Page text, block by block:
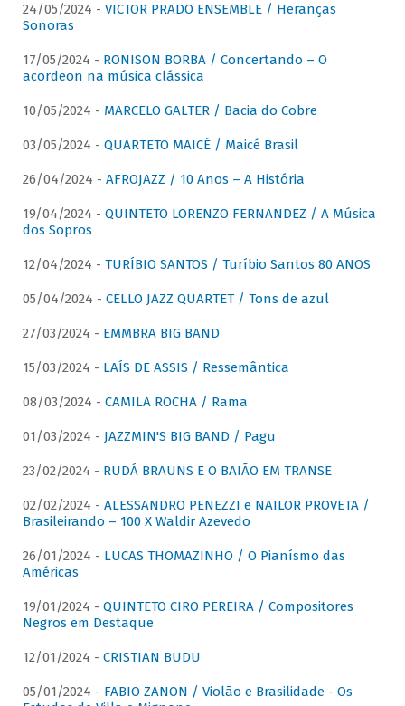
24/05/2024 - VICTOR PRADO ENSEMBLE / Heranças
Sonoras
17/05/2024 - RONISON BORBA / Concertando – O
acordeon na música clássica
10/05/2024 - MARCELO GALTER / Bacia do Cobre
03/05/2024 - QUARTETO MAICÉ / Maicé Brasil
26/04/2024 - AFROJAZZ / 10 Anos – A História
19/04/2024 - QUINTETO LORENZO FERNANDEZ / A Música
dos Sopros
12/04/2024 - TURÍBIO SANTOS / Turíbio Santos 80 ANOS
05/04/2024 - CELLO JAZZ QUARTET / Tons de azul
27/03/2024 - EMMBRA BIG BAND
15/03/2024 - LAÍS DE ASSIS / Ressemântica
08/03/2024 - CAMILA ROCHA / Rama
01/03/2024 - JAZZMIN'S BIG BAND / Pagu
23/02/2024 - RUDÁ BRAUNS E O BAIÃO EM TRANSE
02/02/2024 - ALESSANDRO PENEZZI e NAILOR PROVETA /
Brasileirando – 100 X Waldir Azevedo
26/01/2024 - LUCAS THOMAZINHO / O Pianísmo das
Américas
19/01/2024 - QUINTETO CIRO PEREIRA / Compositores
Negros em Destaque
12/01/2024 - CRISTIAN BUDU
05/01/2024 - FABIO ZANON / Violão e Brasilidade - Os